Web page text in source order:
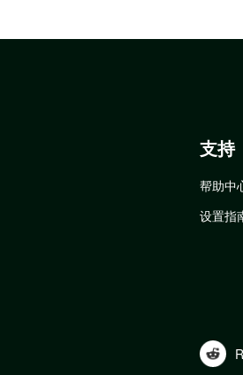
支持
帮助中
设置指